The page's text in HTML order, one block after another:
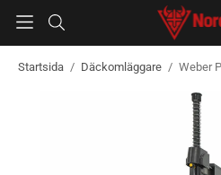
Startsida / Däckomläggare / Weber